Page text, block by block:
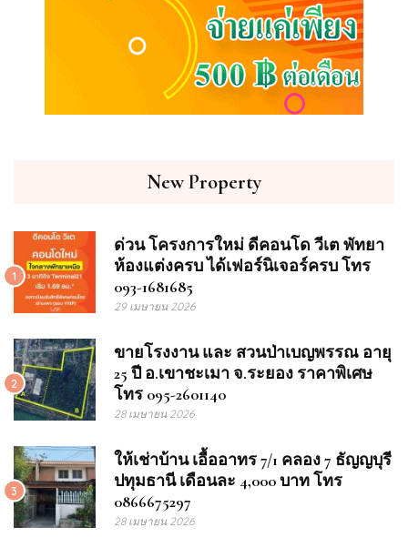
New Property
1
ด่วน โครงการใหม่ ดีคอนโด วีเต พัทยา
ห้องแต่งครบ ได้เฟอร์นิเจอร์ครบ โทร
093-1681685
29 เมษายน 2026
2
ขายโรงงาน และ สวนป่าเบญพรรณ อายุ
25 ปี อ.เขาชะเมา จ.ระยอง ราคาพิเศษ
โทร 095-2601140
28 เมษายน 2026
3
ให้เช่าบ้าน เอื้ออาทร 7/1 คลอง 7 ธัญญบุรี
ปทุมธานี เดือนละ 4,000 บาท โทร
0866675297
28 เมษายน 2026